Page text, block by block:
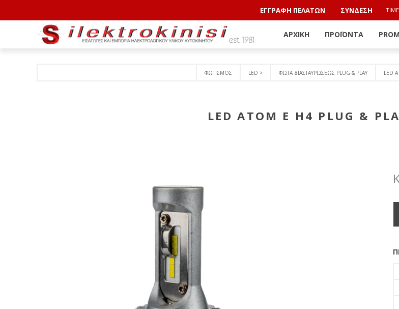
ΕΓΓΡΑΦΗ ΠΕΛΑΤΩΝ ΣΎΝΔΕΣΗ
ΑΡΧΙΚΉ ΠΡΟΪΌΝΤΑ
ΦΩΤΙΣΜΟΣ LED > ΦΩΤΑ ΔΙΑΣΤΑΥΡΩΣΕΩΣ PLUG & PLAY LED
LED ΑΤΟΜ Ε H4 PLUG &